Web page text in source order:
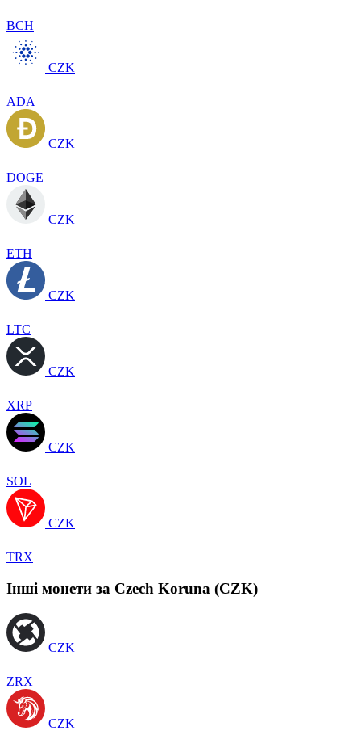
BCH
CZK
ADA
CZK
DOGE
CZK
ETH
CZK
LTC
CZK
XRP
CZK
SOL
CZK
TRX
Інші монети за Czech Koruna (CZK)
CZK
ZRX
CZK